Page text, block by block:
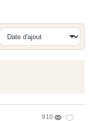
Recherche
910